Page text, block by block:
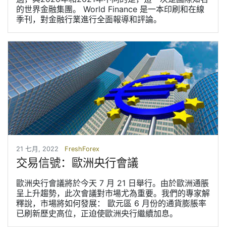
的世界金融集團。 World Finance 是一本印刷和在線
季刊，對金融行業進行全面報導和評論。
21 七月, 2022 FreshForex
交易信號：歐洲央行會議
歐洲央行會議將於今天 7 月 21 日舉行。由於歐洲通脹
呈上升趨勢，此次會議對市場尤為重要。我們的專家解
釋說，市場將如何發展： 歐元區 6 月份的通貨膨脹率
已刷新歷史高位，正迫使歐洲央行繼續加息。